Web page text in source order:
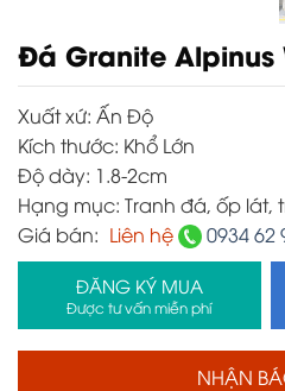
Đá Granite Alpinus
Xuất xứ: Ấn Độ
Kích thước: Khổ Lớn
Độ dày: 1.8-2cm
Hạng mục: Tranh đá, ốp lát,
Giá bán: Liên hệ 0934 62
ĐĂNG KÝ MUA
Được tư vấn miễn phí
NHẬN